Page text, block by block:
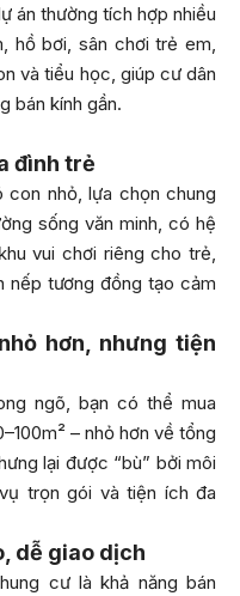
án thường tích hợp nhiều
hồ bơi, sân chơi trẻ em,
và tiểu học, giúp cư dân
bán kính gần.
đình trẻ
nhỏ, lựa chọn chung
sống văn minh, có hệ
vui chơi riêng cho trẻ,
nếp tương đồng tạo cảm
hơn, nhưng tiện
ngõ, bạn có thể mua
– nhỏ hơn về tổng
lại được “bù” bởi môi
trọn gói và tiện ích đa
dễ giao dịch
cư là khả năng bán